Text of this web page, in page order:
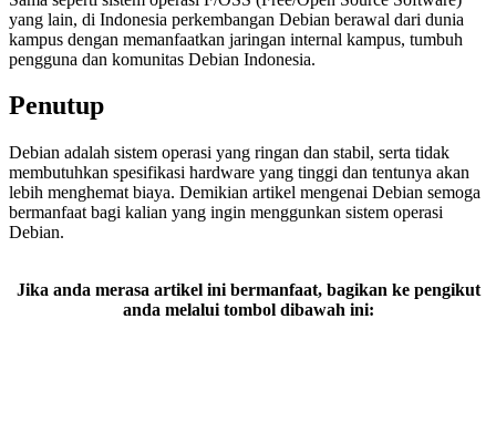
yang lain, di Indonesia perkembangan Debian berawal dari dunia
kampus dengan memanfaatkan jaringan internal kampus, tumbuh
pengguna dan komunitas Debian Indonesia.
Penutup
Debian adalah sistem operasi yang ringan dan stabil, serta tidak
membutuhkan spesifikasi hardware yang tinggi dan tentunya akan
lebih menghemat biaya. Demikian artikel mengenai Debian semoga
bermanfaat bagi kalian yang ingin menggunkan sistem operasi
Debian.
Jika anda merasa artikel ini bermanfaat, bagikan ke pengikut
anda melalui tombol dibawah ini: